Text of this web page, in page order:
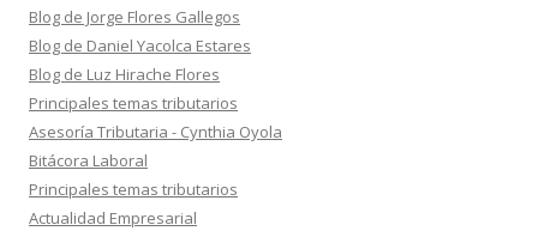
Blog de Jorge Flores Gallegos
Blog de Daniel Yacolca Estares
Blog de Luz Hirache Flores
Principales temas tributarios
Asesoría Tributaria - Cynthia Oyola
Bitácora Laboral
Principales temas tributarios
Actualidad Empresarial